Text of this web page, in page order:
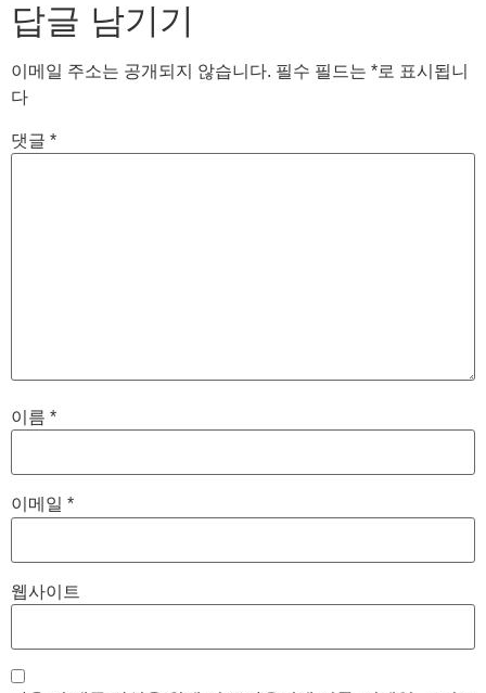
답글 남기기
이메일 주소는 공개되지 않습니다. 필수 필드는 *로 표시됩니
다
댓글 *
이름 *
이메일 *
웹사이트